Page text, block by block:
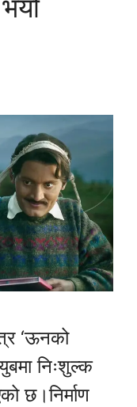
‘ऊनको
निःशुल्क
छ।निर्माण